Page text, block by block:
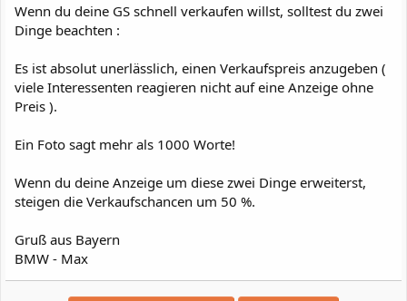
Wenn du deine GS schnell verkaufen willst, solltest du zwei
Dinge beachten :
Es ist absolut unerlässlich, einen Verkaufspreis anzugeben (
viele Interessenten reagieren nicht auf eine Anzeige ohne
Preis ).
Ein Foto sagt mehr als 1000 Worte!
Wenn du deine Anzeige um diese zwei Dinge erweiterst,
steigen die Verkaufschancen um 50 %.
Gruß aus Bayern
BMW - Max